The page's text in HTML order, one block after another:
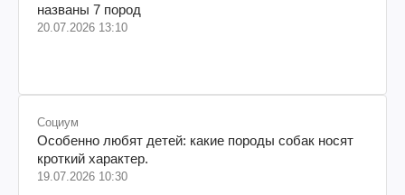
названы 7 пород
20.07.2026 13:10
Социум
Особенно любят детей: какие породы собак носят
кроткий характер.
19.07.2026 10:30